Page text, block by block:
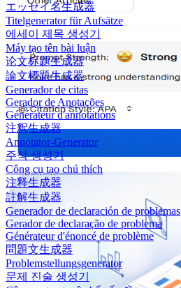
エッセイ名生成器
Titelgenerator für Aufsätze
에세이 제목 생성기
Máy tạo tên bài luận
论文标题生成器
論文標題生成器
Generador de citas
Gerador de Anotações
Générateur d'annotations
注釈生成器
Annotator-Generator
주석 생성기
Công cụ tạo chú thích
注释生成器
註解生成器
Generador de declaración de problemas
Gerador de declaração de problema
Générateur d'énoncé de problème
問題文生成器
Problemstellungsgenerator
문제 진술 생성기